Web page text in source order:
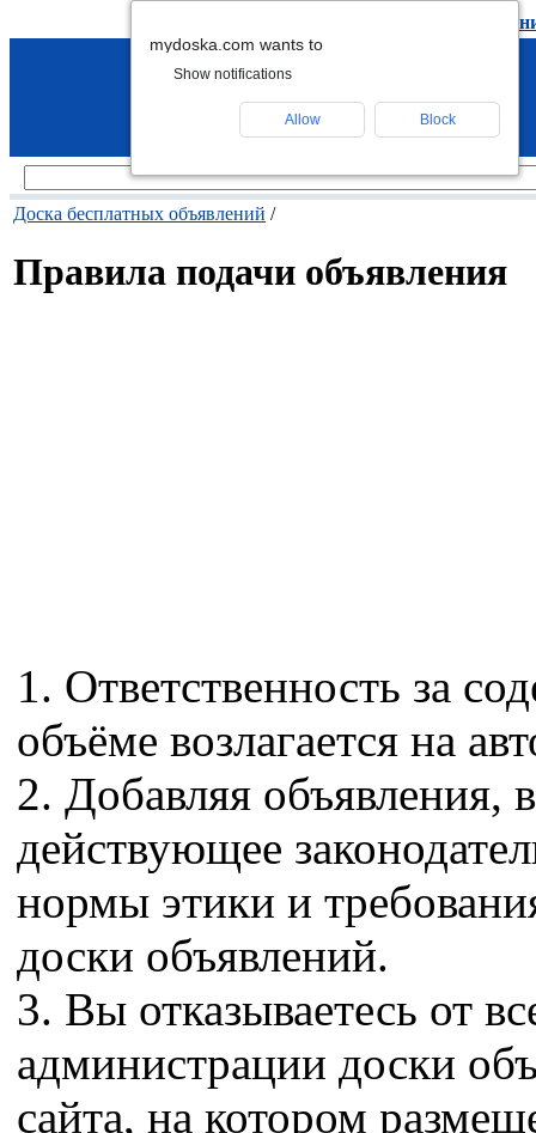
удалить
Доска бесплатных объявлений /
Правила подачи объявления
1. Ответственность за
объёме возлагается на
2. Добавляя объявления,
действующее
нормы этики и
доски объявлений.
3. Вы отказываетесь от
администрации доски
сайта, на котором
mydoska.com wants to
Show notifications
Allow Block